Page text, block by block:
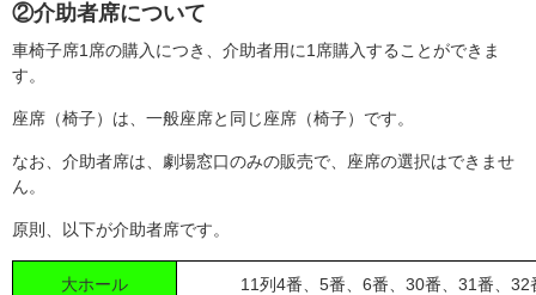
②介助者席について
車椅子席1席の購入につき、介助者用に1席購入することができま
す。
座席（椅子）は、一般座席と同じ座席（椅子）です。
なお、介助者席は、劇場窓口のみの販売で、座席の選択はできませ
ん。
原則、以下が介助者席です。
大ホール 11列4番、5番、6番、30番、31番、32